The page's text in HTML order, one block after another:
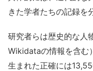
きた学者たちの記録を
研究者らは歴史的な人
Wikidataの情報を含む
生まれた正確には